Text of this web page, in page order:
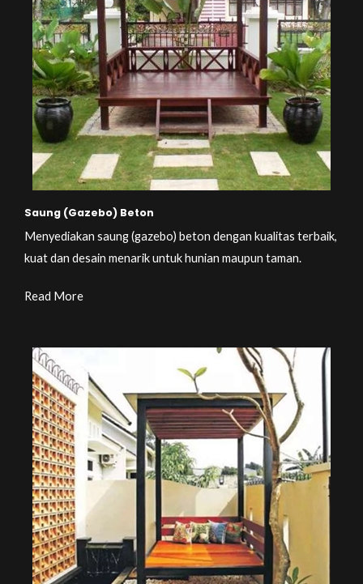
Saung (Gazebo) Beton
Menyediakan saung (gazebo) beton dengan kualitas terbaik,
kuat dan desain menarik untuk hunian maupun taman.
Read More